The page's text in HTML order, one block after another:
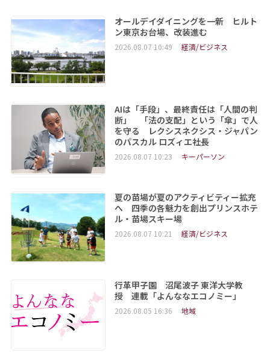
オールデイダイニングを一新 ヒルト
ン東京お台場、改装進む
2026.08.07 10:49 経済/ビジネス
AIは「手段」、最終責任は「人間の判
断」 「法の支配」という「傘」で人
を守る レクシスネクシス・ジャパン
のパスカル ロズィエ社長
2026.08.07 10:23 キーパーソン
夏の苗場が夏のアクティビティー拡充
へ 四季の各魅力を創出プリンスホテ
ル・苗場スキー場
2026.08.07 10:21 経済/ビジネス
行革甲子園 沼尾波子 東洋大学教
授 連載「よんななエコノミー」
2026.08.05 16:36 地域